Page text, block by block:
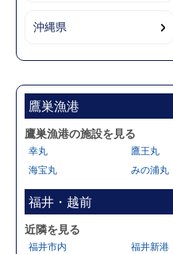
沖縄県
鷹巣漁港
鷹巣漁港の施設を見る
幸丸 鷹王丸
海宝丸
みの浦丸
福井・越前
近隣を見る
福井市内 福井新港